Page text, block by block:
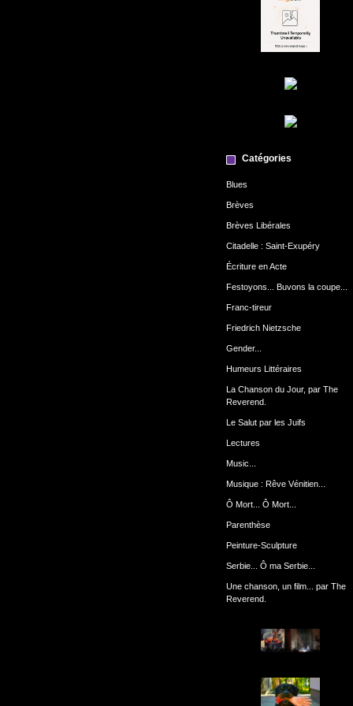
Catégories
Blues
Brèves
Brèves Libérales
Citadelle : Saint-Exupéry
Écriture en Acte
Festoyons... Buvons la coupe...
Franc-tireur
Friedrich Nietzsche
Gender...
Humeurs Littéraires
La Chanson du Jour, par The
Reverend.
Le Salut par les Juifs
Lectures
Music...
Musique : Rêve Vénitien...
Ô Mort... Ô Mort...
Parenthèse
Peinture-Sculpture
Serbie... Ô ma Serbie...
Une chanson, un film... par The
Reverend.